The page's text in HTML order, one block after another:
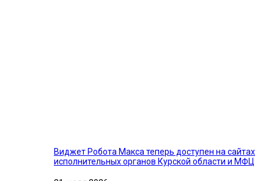
Виджет Робота Макса теперь доступен на сайтах
исполнительных органов Курской области и МФЦ